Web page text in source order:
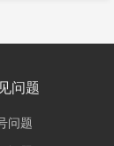
问题
问题